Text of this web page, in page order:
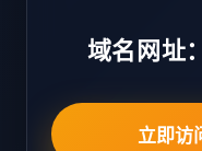
域名网址：
立即访